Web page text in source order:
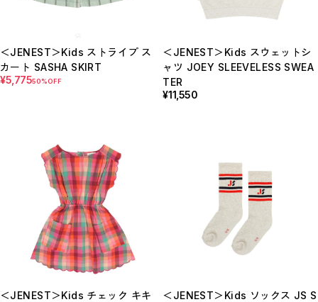
＜JENEST＞Kids ストライプ ス
カート SASHA SKIRT
¥5,77550%OFF
＜JENEST＞Kids スウェットシ
ャツ JOEY SLEEVELESS SWEA
TER
¥11,550
＜JENEST＞Kids チェック キキ
＜JENEST＞Kids ソックス JS S